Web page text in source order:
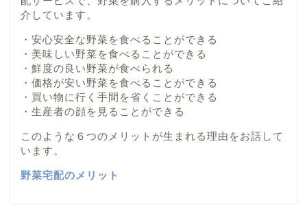
介しています。
・安心安全な野菜を食べることができる
・美味しい野菜を食べることができる
・鮮度の良い野菜が食べられる
・価格が安い野菜を食べることができる
・買い物に行く手間を省くことができる
・生産者の顔を見ることができる
このような６つのメリットが生まれる理由をお話して
います。
野菜宅配のメリット